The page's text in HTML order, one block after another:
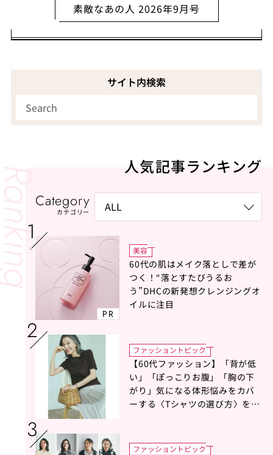
素敵なあの人 2026年9月号
サイト内検索
人気記事ランキング
Category
カテゴリー
PR
美容
60代の肌はメイク落としで差が
つく！“落とすたびうるお
う”DHCの新発想クレンジングオ
イルに注目
ファッショントピック
【60代ファッション】「背が低
い」「ぽっこりお腹」「胸の下
がり」気になる体形悩みをカバ
ーする〈Tシャツの選び方〉をス
ファッショントピック